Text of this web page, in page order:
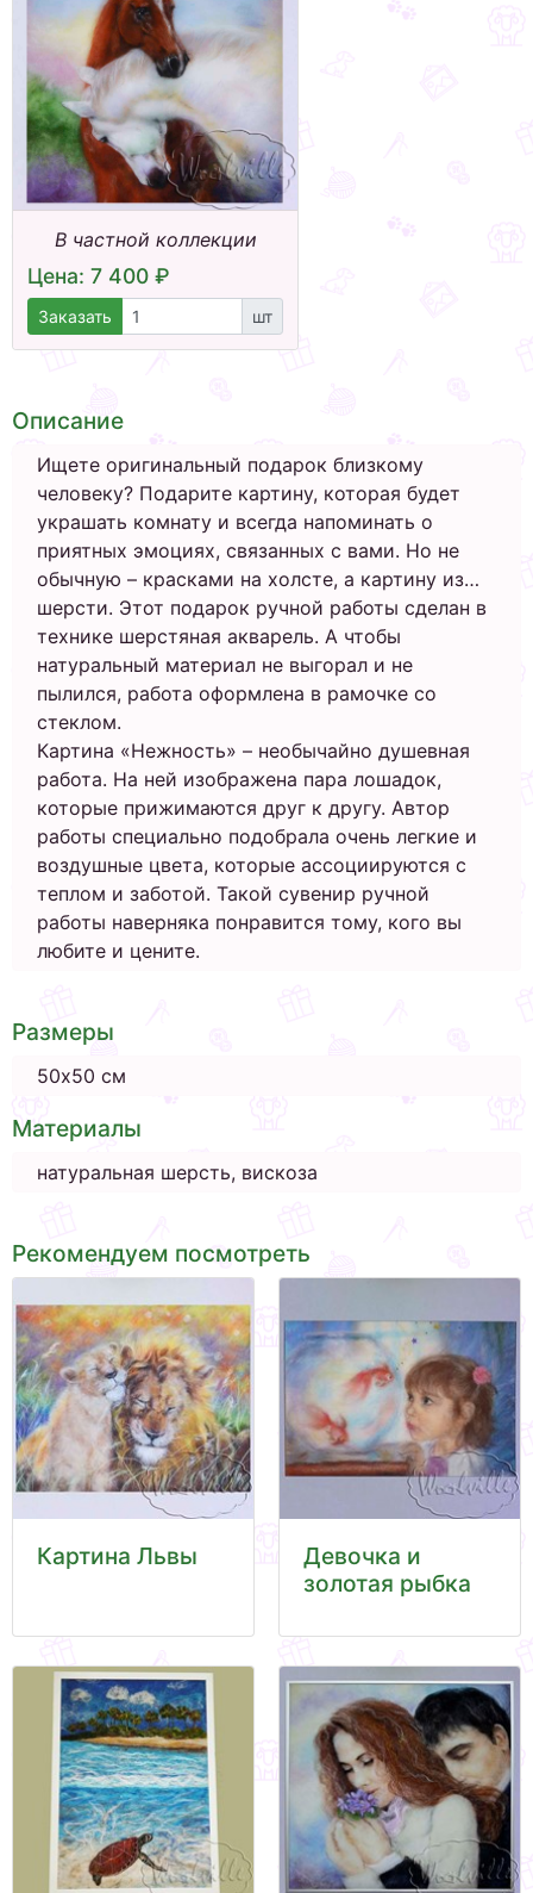
В частной коллекции
Цена: 7 400 ₽
Заказать шт
Описание
Ищете оригинальный подарок близкому
человеку? Подарите картину, которая будет
украшать комнату и всегда напоминать о
приятных эмоциях, связанных с вами. Но не
обычную – красками на холсте, а картину из…
шерсти. Этот подарок ручной работы сделан в
технике шерстяная акварель. А чтобы
натуральный материал не выгорал и не
пылился, работа оформлена в рамочке со
стеклом.
Картина «Нежность» – необычайно душевная
работа. На ней изображена пара лошадок,
которые прижимаются друг к другу. Автор
работы специально подобрала очень легкие и
воздушные цвета, которые ассоциируются с
теплом и заботой. Такой сувенир ручной
работы наверняка понравится тому, кого вы
любите и цените.
Размеры
50х50 см
Материалы
натуральная шерсть, вискоза
Рекомендуем посмотреть
Картина Львы
Девочка и
золотая рыбка